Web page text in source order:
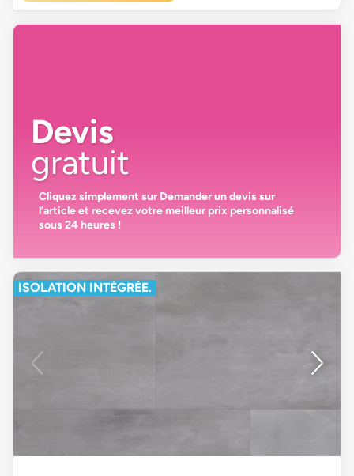
Devis
gratuit
Cliquez simplement sur Demander un devissur
l’article et recevez votremeilleur prix personnalisé
sous 24 heures !
ISOLATION INTÉGRÉE.